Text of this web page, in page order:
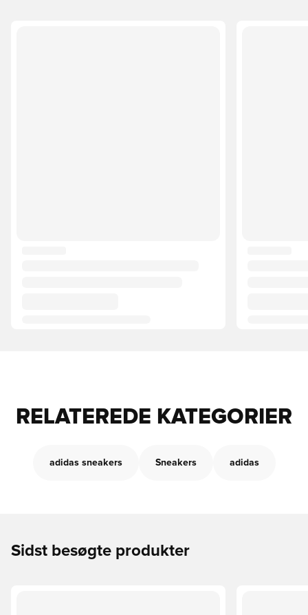
RELATEREDE KATEGORIER
adidas sneakers Sneakers adidas
Sidst besøgte produkter